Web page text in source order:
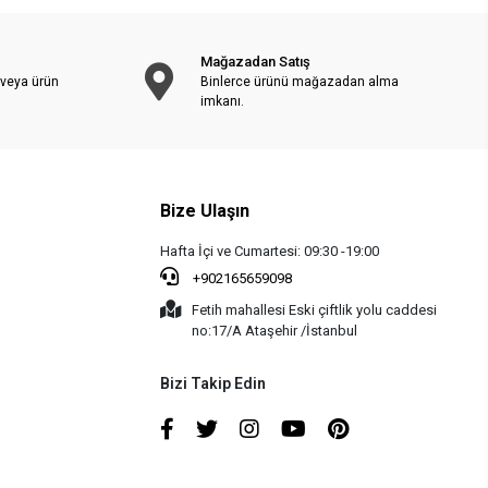
ürün
Mağazadan Satış
Binlerce ürünü mağazadan alma
imkanı.
Bize Ulaşın
Hafta İçi ve Cumartesi: 09:30 -19:00
+902165659098
Fetih mahallesi Eski çiftlik yolu caddesi
no:17/A Ataşehir /İstanbul
Bizi Takip Edin